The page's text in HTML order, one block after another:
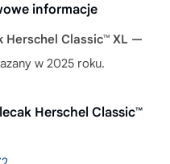
informacje
Herschel Classic™ XL —
w 2025 roku.
Herschel Classic™